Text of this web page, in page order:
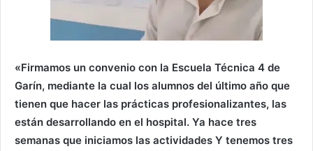
«Firmamos un convenio con la Escuela Técnica 4 de
Garín, mediante la cual los alumnos del último año que
tienen que hacer las prácticas profesionalizantes, las
están desarrollando en el hospital. Ya hace tres
semanas que iniciamos las actividades Y tenemos tres